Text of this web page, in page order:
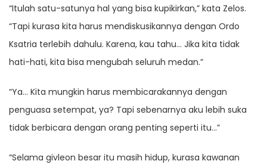
“Itulah satu-satunya hal yang bisa kupikirkan,” kata Zelos.
“Tapi kurasa kita harus mendiskusikannya dengan Ordo
Ksatria terlebih dahulu. Karena, kau tahu… Jika kita tidak
hati-hati, kita bisa mengubah seluruh medan.”
“Ya… Kita mungkin harus membicarakannya dengan
penguasa setempat, ya? Tapi sebenarnya aku lebih suka
tidak berbicara dengan orang penting seperti itu…”
“Selama givleon besar itu masih hidup, kurasa kawanan